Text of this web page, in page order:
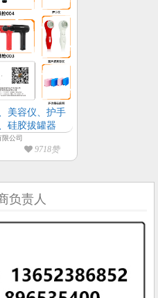
美容仪、护手
硅胶拔罐器
公司
9718赞
负责人